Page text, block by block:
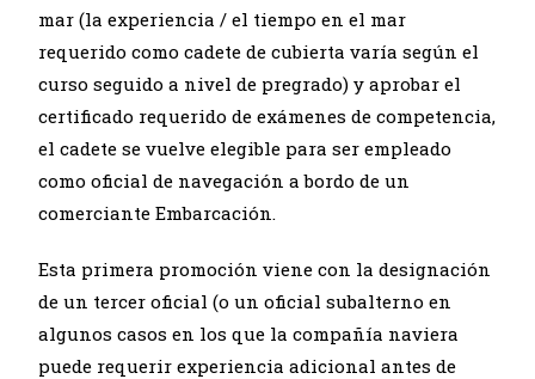
mar (la experiencia /el tiempo en el mar
requerido como cadete de cubierta varía según el
curso seguido a nivel de pregrado) y aprobar el
certificado requerido de exámenes de competencia,
el cadete se vuelve elegible para ser empleado
como oficial de navegación a bordo de un
comerciante Embarcación.
Esta primera promoción viene con la designación
de un tercer oficial (o un oficial subalterno en
algunos casos en los que la compañía naviera
puede requerir experiencia adicional antes de